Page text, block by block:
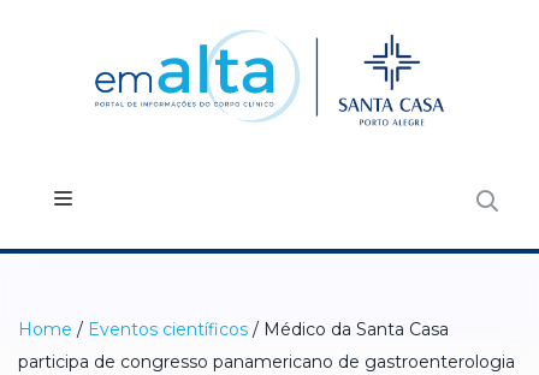
Home / Eventos científicos / Médico da Santa Casa
participa de congresso panamericano de gastroenterologia